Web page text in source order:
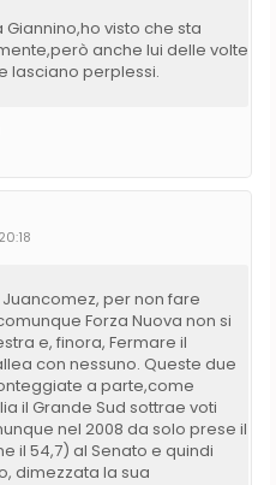
visto che sta
anche lui delle volte
lasciano perplessi.
per non fare
Forza Nuova non si
e, finora, Fermare il
con nessuno. Queste due
a parte,come
il Grande Sud sottrae voti
nel 2008 da solo prese il
il 54,7) al Senato e quindi
dimezzata la sua